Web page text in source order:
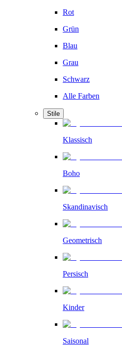
Rot
Grün
Blau
Grau
Schwarz
Alle Farben
Stile
Klassisch
Boho
Skandinavisch
Geometrisch
Persisch
Kinder
Saisonal